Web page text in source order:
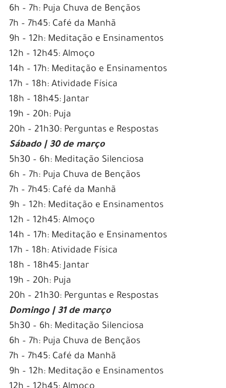
6h – 7h: Puja Chuva de Bençãos
7h – 7h45: Café da Manhã
9h – 12h: Meditação e Ensinamentos
12h – 12h45: Almoço
14h – 17h: Meditação e Ensinamentos
17h – 18h: Atividade Física
18h – 18h45: Jantar
19h – 20h: Puja
20h – 21h30: Perguntas e Respostas
Sábado | 30 de março
5h30 – 6h: Meditação Silenciosa
6h – 7h: Puja Chuva de Bençãos
7h – 7h45: Café da Manhã
9h – 12h: Meditação e Ensinamentos
12h – 12h45: Almoço
14h – 17h: Meditação e Ensinamentos
17h – 18h: Atividade Física
18h – 18h45: Jantar
19h – 20h: Puja
20h – 21h30: Perguntas e Respostas
Domingo | 31 de março
5h30 – 6h: Meditação Silenciosa
6h – 7h: Puja Chuva de Bençãos
7h – 7h45: Café da Manhã
9h – 12h: Meditação e Ensinamentos